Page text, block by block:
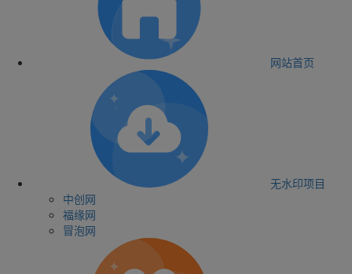
网站首页
无水印项目
中创网
福缘网
冒泡网